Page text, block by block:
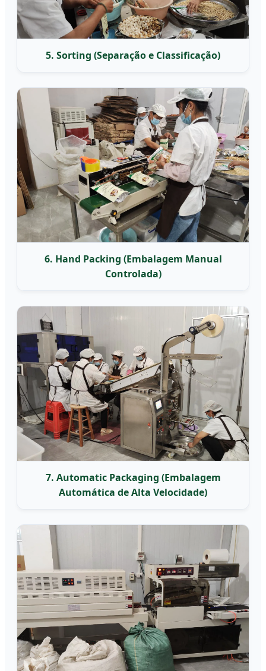
5. Sorting (Separação e Classificação)
6. Hand Packing (Embalagem Manual
Controlada)
7. Automatic Packaging (Embalagem
Automática de Alta Velocidade)